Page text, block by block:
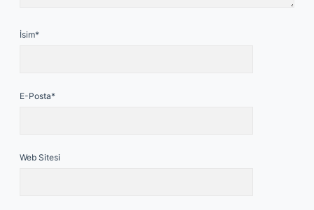
İsim*
E-Posta*
Web Sitesi